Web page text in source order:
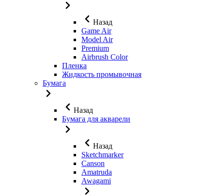
Назад
Game Air
Model Air
Premium
Airbrush Color
Пленка
Жидкость промывочная
Бумага
Назад
Бумага для акварели
Назад
Sketchmarker
Canson
Amatruda
Awagami